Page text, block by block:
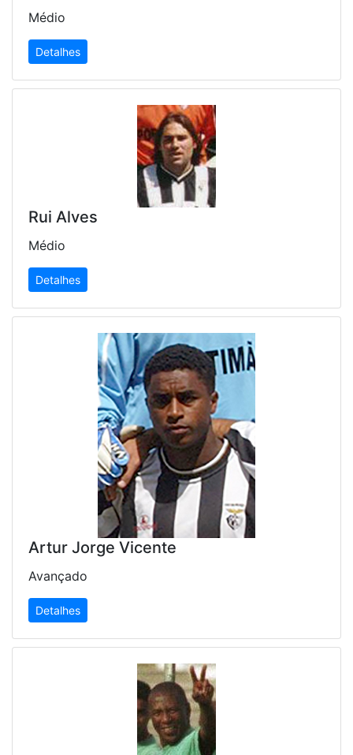
Médio
Detalhes
Rui Alves
Médio
Detalhes
Artur Jorge Vicente
Avançado
Detalhes